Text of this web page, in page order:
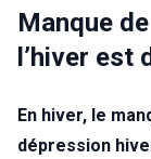
Manque
l’hiver est
En hiver, le
dépression